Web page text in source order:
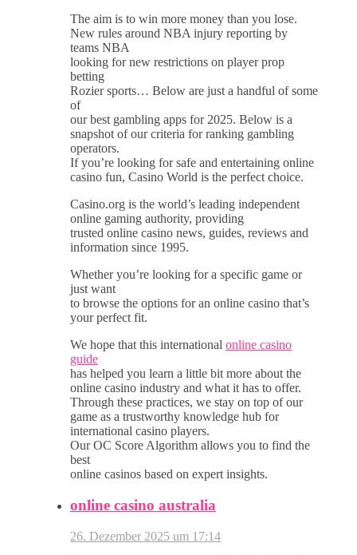
The aim is to win more money than you lose.
New rules around NBA injury reporting by
teams NBA
looking for new restrictions on player prop
betting
Rozier sports… Below are just a handful of some
of
our best gambling apps for 2025. Below is a
snapshot of our criteria for ranking gambling
operators.
If you’re looking for safe and entertaining online
casino fun, Casino World is the perfect choice.
Casino.org is the world’s leading independent
online gaming authority, providing
trusted online casino news, guides, reviews and
information since 1995.
Whether you’re looking for a specific game or
just want
to browse the options for an online casino that’s
your perfect fit.
We hope that this international online casino
guide
has helped you learn a little bit more about the
online casino industry and what it has to offer.
Through these practices, we stay on top of our
game as a trustworthy knowledge hub for
international casino players.
Our OC Score Algorithm allows you to find the
best
online casinos based on expert insights.
online casino australia
26. Dezember 2025 um 17:14